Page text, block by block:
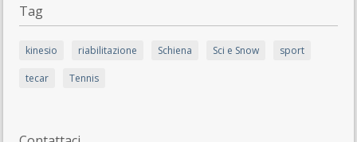
Tag
kinesio riabilitazione Schiena Sci e Snow sport
tecar Tennis